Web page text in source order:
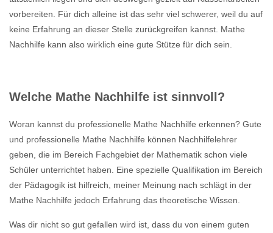
vorbereiten. Für dich alleine ist das sehr viel schwerer, weil du auf
keine Erfahrung an dieser Stelle zurückgreifen kannst. Mathe
Nachhilfe kann also wirklich eine gute Stütze für dich sein.
Welche Mathe Nachhilfe ist sinnvoll?
Woran kannst du professionelle Mathe Nachhilfe erkennen? Gute
und professionelle Mathe Nachhilfe können Nachhilfelehrer
geben, die im Bereich Fachgebiet der Mathematik schon viele
Schüler unterrichtet haben. Eine spezielle Qualifikation im Bereich
der Pädagogik ist hilfreich, meiner Meinung nach schlägt in der
Mathe Nachhilfe jedoch Erfahrung das theoretische Wissen.
Was dir nicht so gut gefallen wird ist, dass du von einem guten